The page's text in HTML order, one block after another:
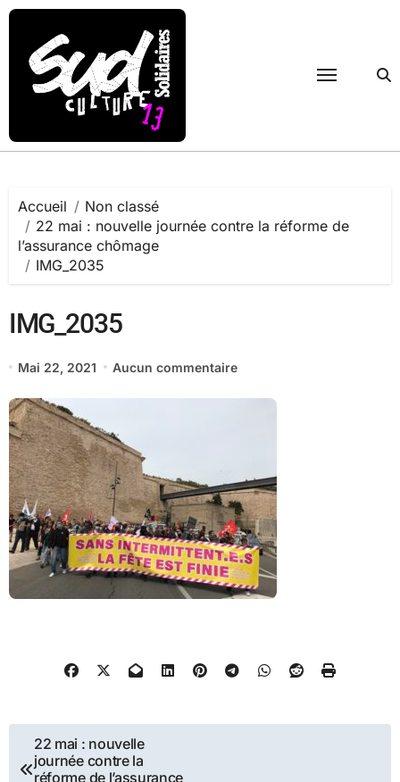
Passer
contenu
Accueil
Non classé
22 mai : nouvelle journée contre la réforme de
l’assurance chômage
IMG_2035
IMG_2035
Mai 22, 2021 Aucun commentaire
Navigation
de
22 mai : nouvelle
journée contre la
réforme de l’assurance